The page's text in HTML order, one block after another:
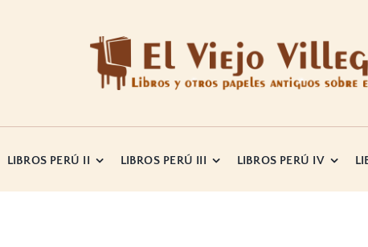
LIBROS PERÚ II LIBROS PERÚ III LIBROS PERÚ IV